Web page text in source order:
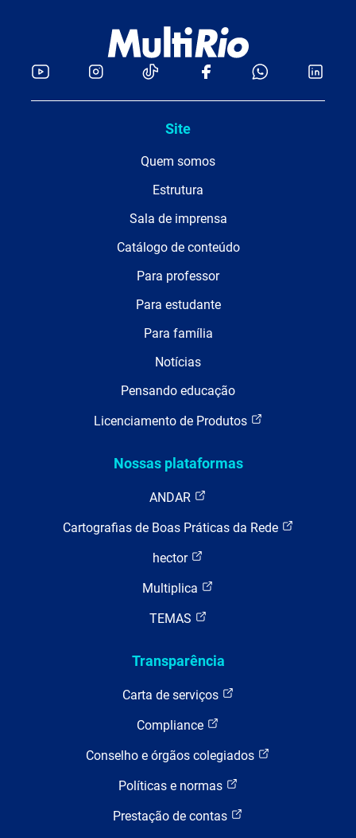
Site
Quem somos
Estrutura
Sala de imprensa
Catálogo de conteúdo
Para professor
Para estudante
Para família
Notícias
Pensando educação
Licenciamento de Produtos
Nossas plataformas
ANDAR
Cartografias de Boas Práticas da Rede
hector
Multiplica
TEMAS
Transparência
Carta de serviços
Compliance
Conselho e órgãos colegiados
Políticas e normas
Prestação de contas